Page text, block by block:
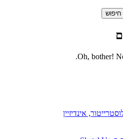
Oh, bother!
אינדיזיין